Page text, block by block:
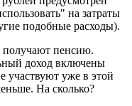
на затраты
подобные расходы).
получают пенсию.
доход включены
уже в этой
На сколько?